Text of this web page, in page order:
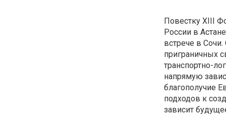
Повестку XIII
России в
встрече в
приграничных
транспортно-
напрямую
благополучие
подходов к
зависит